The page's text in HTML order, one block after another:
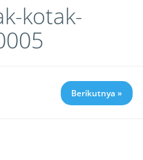
kotak-
Berikutnya »